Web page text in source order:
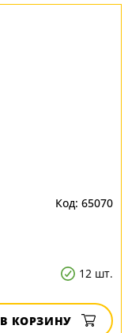
65070
12 шт.
В КОРЗИНУ